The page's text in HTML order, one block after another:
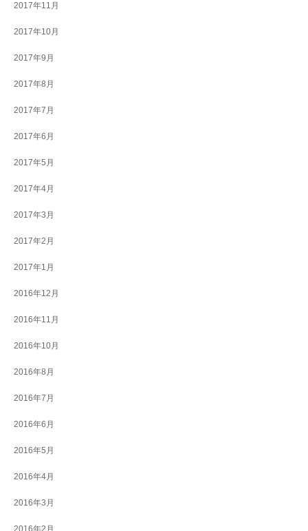
2017年11月
2017年10月
2017年9月
2017年8月
2017年7月
2017年6月
2017年5月
2017年4月
2017年3月
2017年2月
2017年1月
2016年12月
2016年11月
2016年10月
2016年8月
2016年7月
2016年6月
2016年5月
2016年4月
2016年3月
2016年2月